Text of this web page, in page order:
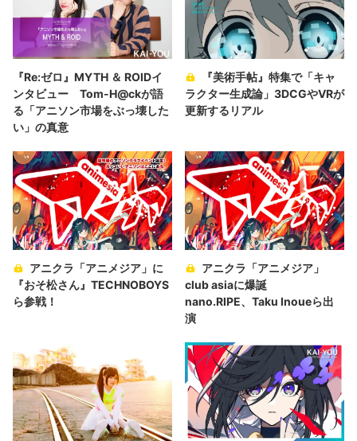
『Re:ゼロ』MYTH ＆ ROIDイ
ンタビュー Tom-H@ckが語
る「アニソン市場をぶっ壊した
い」の真意
『美術手帖』特集で「キャ
ラクター生成論」3DCGやVRが
更新するリアル
アニクラ「アニメジア」に
『おそ松さん』TECHNOBOYS
ら参戦！
アニクラ「アニメジア」
club asiaに爆誕
nano.RIPE、Taku Inoueら出
演